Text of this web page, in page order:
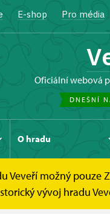
E-shop Pro média
oficiální webová
DNEŠNÍ
O hradu
možný
vývoj hradu